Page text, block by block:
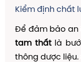
Kiểm định chất
Để đảm bảo an
tam thấtlà
thông dược